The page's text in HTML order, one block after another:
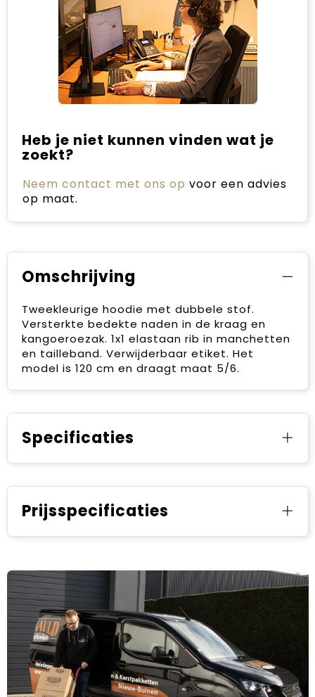
Heb je niet kunnen vinden wat je
zoekt?
Neem contact met ons op voor een advies
op maat.
Omschrijving
Tweekleurige hoodie met dubbele stof.
Versterkte bedekte naden in de kraag en
kangoeroezak. 1x1 elastaan rib in manchetten
en tailleband. Verwijderbaar etiket. Het
model is 120 cm en draagt maat 5/6.
Specificaties
Prijsspecificaties